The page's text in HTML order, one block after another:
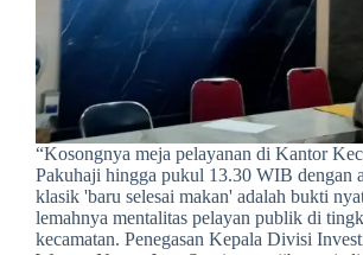
​“Kosongnya meja pelayanan di Kantor
Pakuhaji hingga pukul 13.30 WIB dengan
klasik 'baru selesai makan' adalah bukti
lemahnya mentalitas pelayan publik di
kecamatan. Penegasan Kepala Divisi